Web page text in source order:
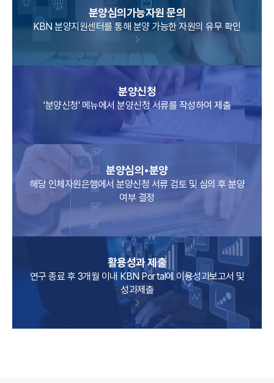
분양심의가능자원 문의
KBN 분양지원센터를 통해 분양 가능한 자원의 유무 확인
분양신청
'분양신청' 메뉴에서 분양신청 서류를 작성하여 제출
분양심의•분양
해당 인체자원은행에서 분양신청 서류 검토 및 심의 후 분양
여부 결정
활용성과 제출
연구 종료 후 3개월 이내 KBN Portal에 이용성과보고서 및
성과제출